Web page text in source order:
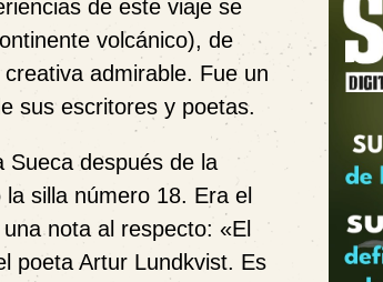
de este viaje se
volcánico), de
admirable. Fue un
sus escritores y poetas.
Sueca después de la
silla número 18. Era el
nota al respecto: «El
poeta Artur Lundkvist. Es